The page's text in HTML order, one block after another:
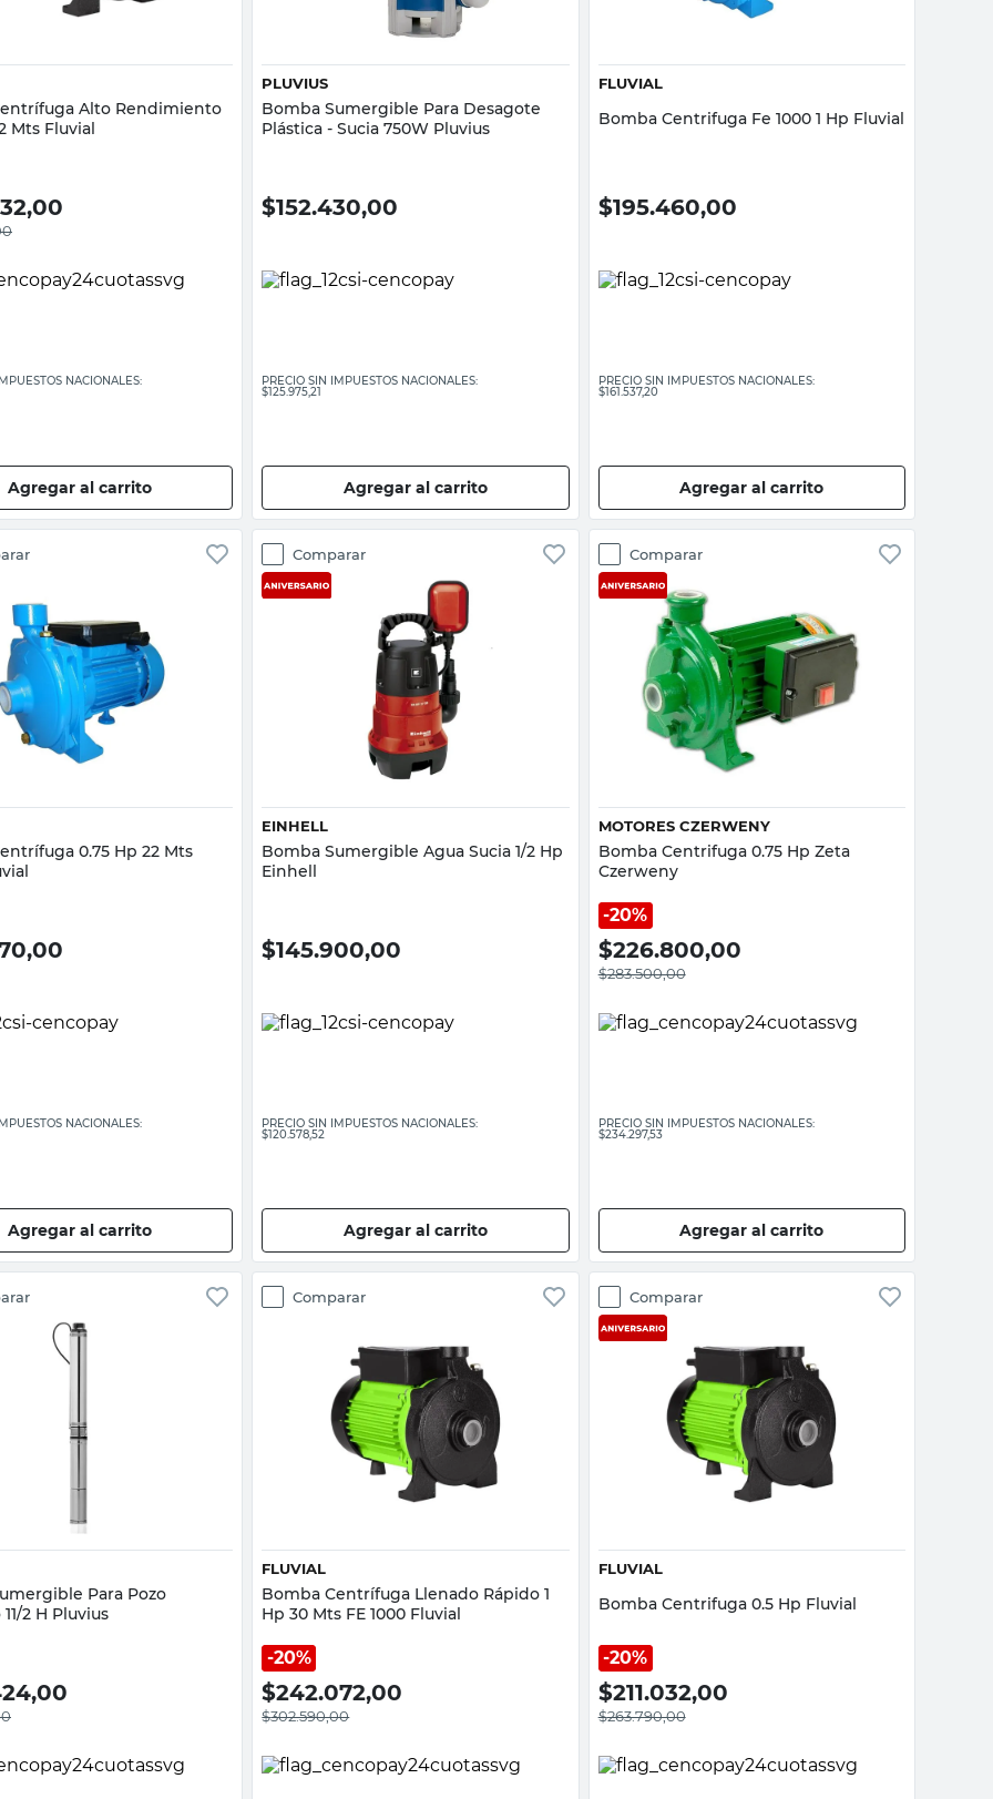
Alto Rendimiento
Mts Fluvial
NACIONALES:
Agregar al carrito
PLUVIUS
Bomba Sumergible Para Desagote
Plástica - Sucia 750W Pluvius
$152.430,00
PRECIO SIN IMPUESTOS NACIONALES:
$125.975,21
Agregar al carrito
FLUVIAL
Bomba Centrifuga Fe 1000 1 Hp Fluvial
$195.460,00
PRECIO SIN IMPUESTOS NACIONALES:
$161.537,20
Agregar al carrito
Vista rápida
0.75 Hp 22 Mts
NACIONALES:
Agregar al carrito
Comparar
Vista rápida
EINHELL
Bomba Sumergible Agua Sucia 1/2 Hp
Einhell
$145.900,00
PRECIO SIN IMPUESTOS NACIONALES:
$120.578,52
Agregar al carrito
Comparar
Vista rápida
MOTORES CZERWENY
Bomba Centrifuga 0.75 Hp Zeta
Czerweny
20%
$226.800,00
$283.500,00
PRECIO SIN IMPUESTOS NACIONALES:
$234.297,53
Agregar al carrito
Vista rápida
Para Pozo
2 H Pluvius
Comparar
Vista rápida
FLUVIAL
Bomba Centrífuga Llenado Rápido 1
Hp 30 Mts FE 1000 Fluvial
20%
$242.072,00
$302.590,00
Comparar
Vista rápida
FLUVIAL
Bomba Centrifuga 0.5 Hp Fluvial
20%
$211.032,00
$263.790,00